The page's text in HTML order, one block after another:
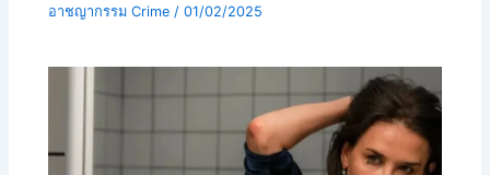
อาชญากรรม Crime /01/02/2025